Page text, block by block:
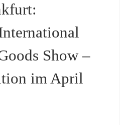
Show –
im April